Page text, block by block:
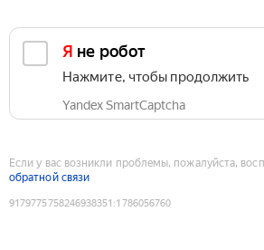
Я не робот
Нажмите, чтобы продолжить
Yandex SmartCaptcha
Если у вас возникли проблемы, пожалуйста,
обратной связи
9179775758246938351 :1786056760